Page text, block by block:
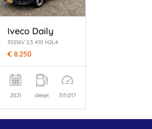
Iveco Daily
35S16V 2.3 410 H2L4
€ 8.250
2021 diesel 315.017